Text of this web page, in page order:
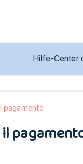
pagamento